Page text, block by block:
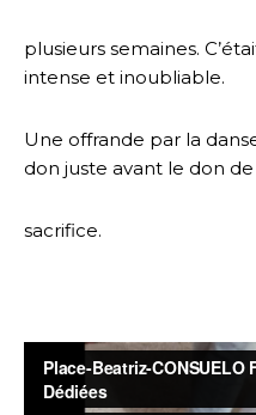
plusieurs semaines.
intense et inoubliable.
Une offrande par la
don juste avant le don de
sacrifice.